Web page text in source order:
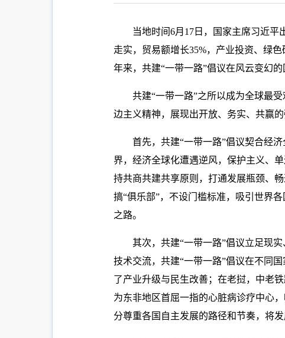
当地时间6月17日，国家主席习近
走实，贸易额增长35%，产业投资、绿
年来，共建“一带一路”倡议在风云变幻
共建“一带一路”之所以成为全球最
边主义精神，展现出开放、务实、共赢的
首先，共建“一带一路”倡议契合经
界，经济全球化遭遇逆风，保护主义、
持共商共建共享原则，打通发展瓶颈、
搞“俱乐部”，不设门槛标准，吸引世界
之路。
其次，共建“一带一路”倡议立足现
技术交流，共建“一带一路”倡议在不同
了产业升级与民生改善；在老挝，中老
为东非地区首屈一指的心脏病诊疗中心
分尊重各国自主发展的路径和节奏，将